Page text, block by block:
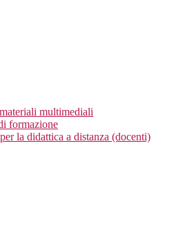
multimediali
formazione
la didattica a distanza (docenti)